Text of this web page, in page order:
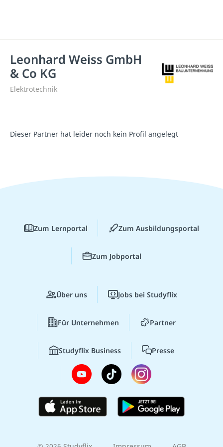
Leonhard Weiss GmbH
& Co KG
Elektrotechnik
Dieser Partner hat leider noch kein Profil angelegt
Zum Lernportal Zum Ausbildungsportal
Zum Jobportal
Über uns Jobs bei Studyflix
Für Unternehmen Partner
Studyflix Business Presse